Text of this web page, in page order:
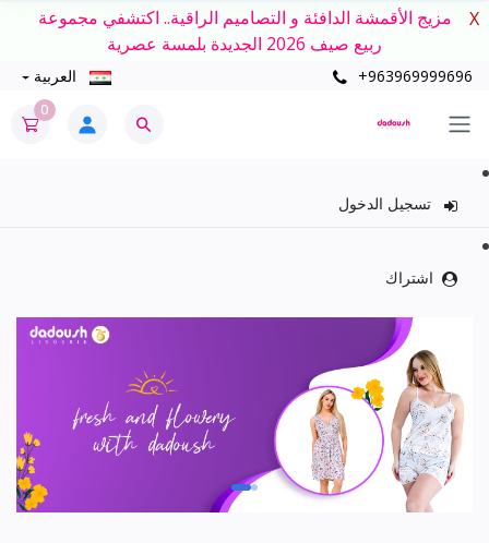
مزيج الأقمشة الدافئة و التصاميم الراقية.. اكتشفي مجموعة
ربيع صيف 2026 الجديدة بلمسة عصرية
X
+963969999696 العربية
0
تسجيل الدخول
اشتراك